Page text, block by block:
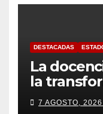
DESTACADAS
La
la
7 AGOSTO, 2026